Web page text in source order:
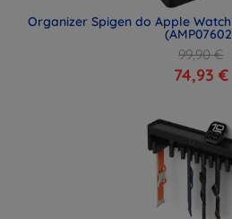
Organizer Spigen do Apple
99,90 €
74,93 €